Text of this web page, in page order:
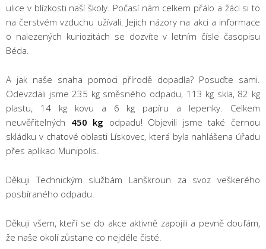
ulice v blízkosti naší školy. Počasí nám celkem přálo a žáci si to
na čerstvém vzduchu užívali. Jejich názory na akci a informace
o nalezených kuriozitách se dozvíte v letním čísle časopisu
Béda.
A jak naše snaha pomoci přírodě dopadla? Posuďte sami.
Odevzdali jsme 235 kg směsného odpadu, 113 kg skla, 82 kg
plastu, 14 kg kovu a 6 kg papíru a lepenky. Celkem
neuvěřitelných 450 kg odpadu! Objevili jsme také černou
skládku v chatové oblasti Lískovec, která byla nahlášena úřadu
přes aplikaci Munipolis.
Děkuji Technickým službám Lanškroun za svoz veškerého
posbíraného odpadu.
Děkuji všem, kteří se do akce aktivně zapojili a pevně doufám,
že naše okolí zůstane co nejdéle čisté.